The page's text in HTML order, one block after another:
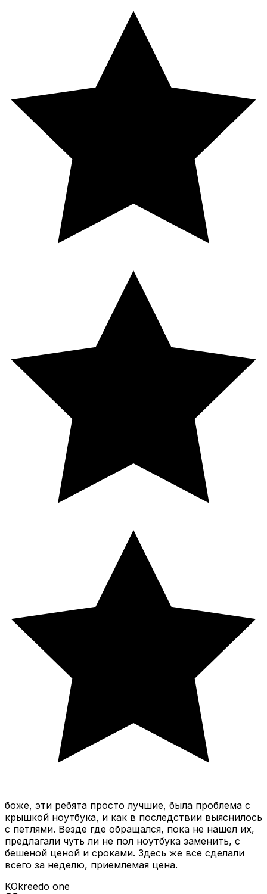
боже, эти ребята просто лучшие, была проблема с
крышкой ноутбука, и как в последствии выяснилось
с петлями. Везде где обращался, пока не нашел их,
предлагали чуть ли не пол ноутбука заменить, с
бешеной ценой и сроками. Здесь же все сделали
всего за неделю, приемлемая цена.
KOkreedo one